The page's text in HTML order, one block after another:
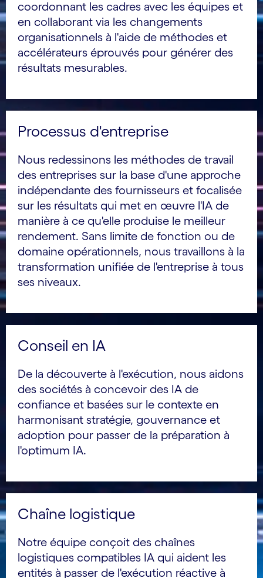
coordonnant les cadres avec les équipes et
en collaborant via les changements
organisationnels à l'aide de méthodes et
accélérateurs éprouvés pour générer des
résultats mesurables.
Processus d'entreprise
Nous redessinons les méthodes de travail
des entreprises sur la base d'une approche
indépendante des fournisseurs et focalisée
sur les résultats qui met en œuvre l'IA de
manière à ce qu'elle produise le meilleur
rendement. Sans limite de fonction ou de
domaine opérationnels, nous travaillons à la
transformation unifiée de l'entreprise à tous
ses niveaux.
Conseil en IA
De la découverte à l'exécution, nous aidons
des sociétés à concevoir des IA de
confiance et basées sur le contexte en
harmonisant stratégie, gouvernance et
adoption pour passer de la préparation à
l'optimum IA.
Chaîne logistique
Notre équipe conçoit des chaînes
logistiques compatibles IA qui aident les
entités à passer de l'exécution réactive à